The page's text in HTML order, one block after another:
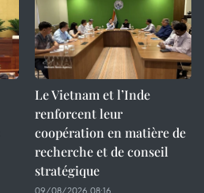
Le Vietnam et l’Inde
renforcent leur
coopération en matière de
recherche et de conseil
stratégique
09/08/2026 08:16